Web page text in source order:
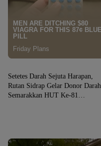
SIDRAP
Setetes Darah Sejuta Harapan,
Rutan Sidrap Gelar Donor Darah
Semarakkan HUT Ke-81